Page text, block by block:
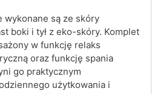
wykonane są ze skóry
boki i tył z eko-skóry. Komplet
w funkcję relaks
oraz funkcję spania
go praktycznym
użytkowania i